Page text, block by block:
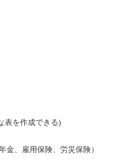
表を作成できる)
金、雇用保険、労災保険）